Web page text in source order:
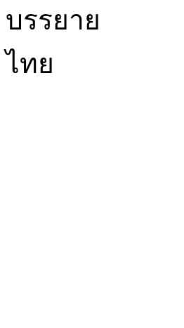
บรรยาย
ไทย